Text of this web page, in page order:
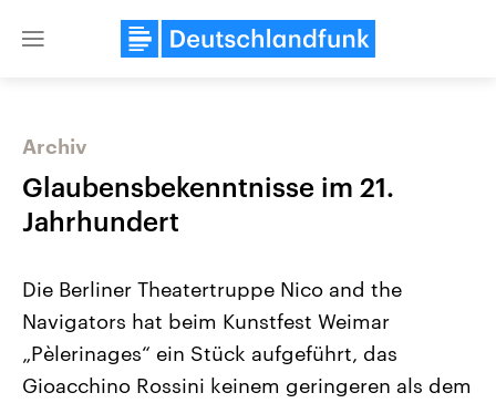
Close
Landtagswahl Sachsen-Anhalt
USA
Archiv
Glaubensbekenntnisse im 21.
Jahrhundert
Die Berliner Theatertruppe Nico and the
Navigators hat beim Kunstfest Weimar
„Pèlerinages“ ein Stück aufgeführt, das
Gioacchino Rossini keinem geringeren als dem